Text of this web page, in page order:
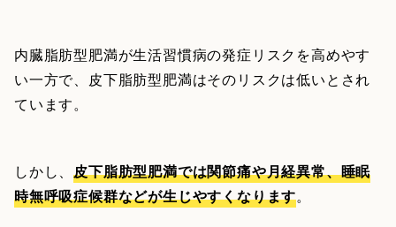
内臓脂肪型肥満が生活習慣病の発症リスクを高めやす
い一方で、皮下脂肪型肥満はそのリスクは低いとされ
ています。
しかし、皮下脂肪型肥満では関節痛や月経異常、睡眠
時無呼吸症候群などが生じやすくなります。